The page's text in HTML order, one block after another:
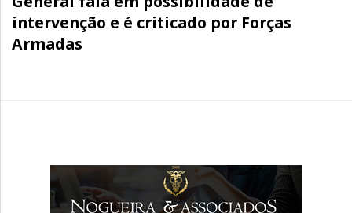
intervenção e é criticado por Forças
Armadas